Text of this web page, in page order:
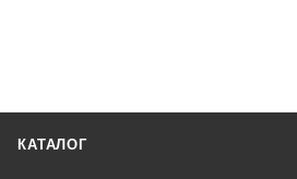
КАТАЛОГ